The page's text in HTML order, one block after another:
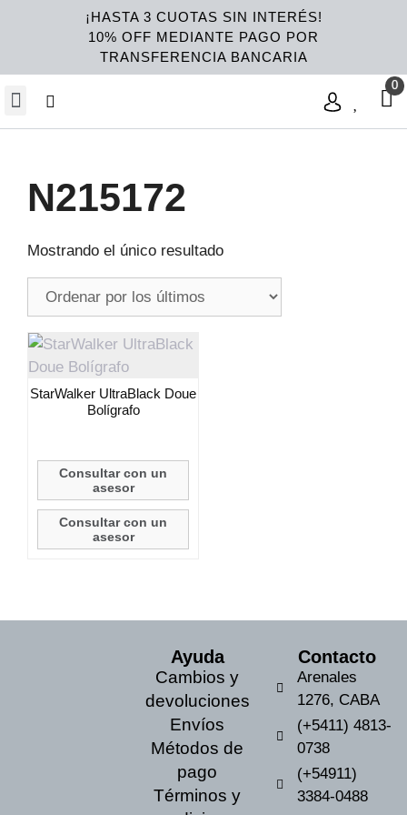
¡HASTA 3 CUOTAS SIN INTERÉS!
10% OFF MEDIANTE PAGO POR
TRANSFERENCIA BANCARIA
N215172
Mostrando el único resultado
StarWalker UltraBlack Doue
Bolígrafo
Consultar con un
asesor
Consultar con un
asesor
Ayuda
Cambios y
devoluciones
Envíos
Métodos de
pago
Términos y
Contacto
Arenales
1276, CABA
(+5411) 4813-
0738
(+54911)
3384-0488